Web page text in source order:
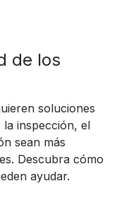
de los
soluciones
inspección, el
sean más
Descubra cómo
ayudar.